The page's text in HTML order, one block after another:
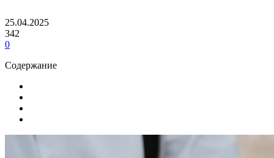
25.04.2025
342
0
Содержание